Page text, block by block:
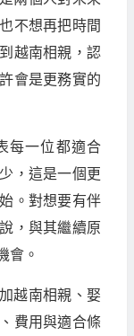
不想再把時間
越南相親，認
會是更務實的
每一位都適合
，這是一個更
。對想要有伴
，與其繼續原
會。
越南相親、娶
費用與適合條